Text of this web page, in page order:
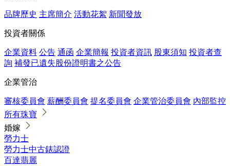
品牌歷史 主席簡介 活動花絮 新聞發放
投資者關係
企業資料 公告 通函 企業簡報 投資者資訊 股東須知 投資者查
詢 補發已遺失股份證明書之公告
企業管治
審核委員會 薪酬委員會 提名委員會 企業管治委員會 內部監控
所有珠寶
婚嫁
勞力士
勞力士中古錶認證
百達翡麗